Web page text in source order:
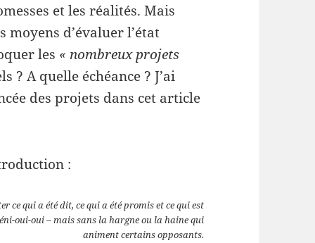
et les réalités. Mais
d’évaluer l’état
les « nombreux projets
? A quelle échéance ? J’ai
des projets dans cet article
:
ce qui a été dit, ce qui a été promis et ce qui est
oui-oui – mais sans la hargne ou la haine qui
animent certains opposants.